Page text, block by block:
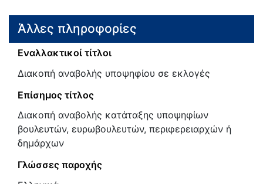
Άλλες πληροφορίες
Εναλλακτικοί τίτλοι
Διακοπή αναβολής υποψηφίου σε εκλογές
Επίσημος τίτλος
Διακοπή αναβολής κατάταξης υποψηφίων
βουλευτών, ευρωβουλευτών, περιφερειαρχών ή
δημάρχων
Γλώσσες παροχής